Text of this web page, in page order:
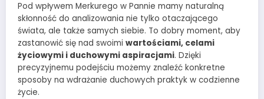
Pod wpływem Merkurego w Pannie mamy naturalną
skłonność do analizowania nie tylko otaczającego
świata, ale także samych siebie. To dobry moment, aby
zastanowić się nad swoimi wartościami, celami
życiowymi i duchowymi aspiracjami. Dzięki
precyzyjnemu podejściu możemy znaleźć konkretne
sposoby na wdrażanie duchowych praktyk w codzienne
życie.